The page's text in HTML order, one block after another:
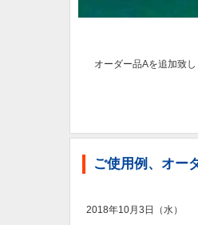
オーダー品Aを追加致
ご使用例、オー
2018年10月3日（水）